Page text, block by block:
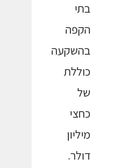
בתי
הקפה
בהשקעה
כוללת
של
כחצי
מיליון
דולר.